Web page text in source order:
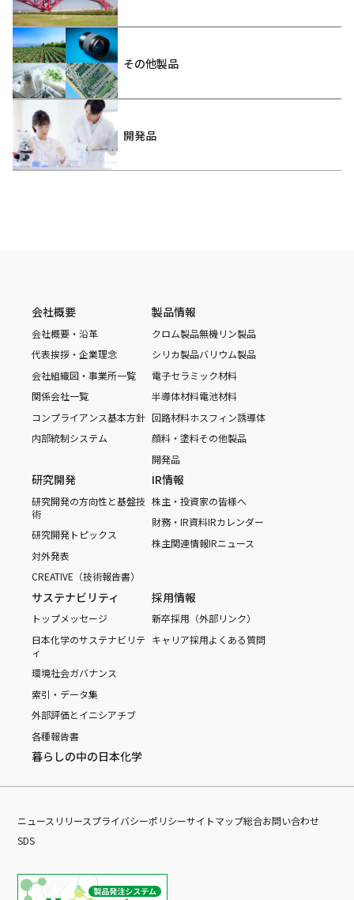
その他製品
開発品
会社概要
会社概要・沿革
代表挨拶・企業理念
会社組織図・事業所一覧
関係会社一覧
コンプライアンス基本方針
内部統制システム
製品情報
クロム製品無機リン製品
シリカ製品バリウム製品
電子セラミック材料
半導体材料電池材料
回路材料ホスフィン誘導体
顔料・塗料その他製品
開発品
研究開発
研究開発の方向性と基盤技
術
研究開発トピックス
対外発表
CREATIVE（技術報告書）
IR情報
株主・投資家の皆様へ
財務・IR資料IRカレンダー
株主関連情報IRニュース
サステナビリティ
トップメッセージ
日本化学のサステナビリテ
ィ
環境社会ガバナンス
索引・データ集
外部評価とイニシアチブ
各種報告書
採用情報
新卒採用（外部リンク）
キャリア採用よくある質問
暮らしの中の日本化学
ニュースリリースプライバシーポリシーサイトマップ総合お問い合わせ
SDS